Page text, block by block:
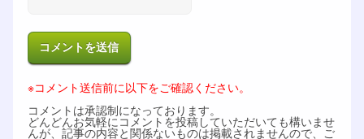
※コメント送信前に以下をご確認ください。
コメントは承認制になっております。
どんどんお気軽にコメントを投稿していただいても構いませ
んが、記事の内容と関係ないものは掲載されませんので、ご